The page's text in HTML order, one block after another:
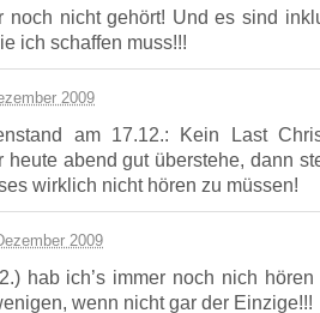
noch nicht gehört! Und es sind
ich schaffen muss!!!
2009
am 17.12.: Kein Last
heute abend gut überstehe, dann
wirklich nicht hören zu müssen!
2009
hab ich’s immer noch nich
wenn nicht gar der Einzige!!!